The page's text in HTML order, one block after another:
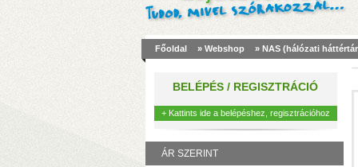
Főoldal » Webshop » NAS (hálózati
BELÉPÉS / REGISZTRÁCIÓ
+ Kattints ide a belépéshez, regisztrációhoz
ÁR SZERINT